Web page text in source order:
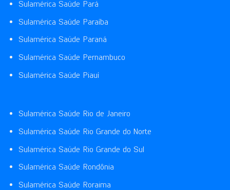
Sulamérica Saúde Pará
Sulamérica Saúde Paraíba
Sulamérica Saúde Paraná
Sulamérica Saúde Pernambuco
Sulamérica Saúde Piauí
Sulamérica Saúde Rio de Janeiro
Sulamérica Saúde Rio Grande do Norte
Sulamérica Saúde Rio Grande do Sul
Sulamérica Saúde Rondônia
Sulamérica Saúde Roraima